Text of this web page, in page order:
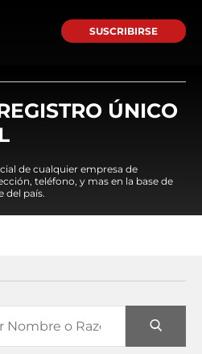
SUSCRIBIRSE
ÚNICO
de cualquier empresa de
teléfono, y mas en la base de
del país.